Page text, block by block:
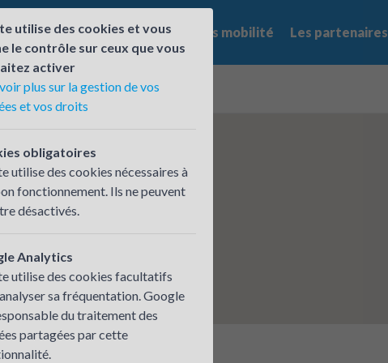
Qui participe ? Les offres mobilité Les partenaires
utilise des cookies et vous
le contrôle sur ceux que vous
activer
plus sur la gestion de vos
et vos droits
obligatoires
utilise des cookies nécessaires à
fonctionnement. Ils ne peuvent
désactivés.
Analytics
utilise des cookies facultatifs
sa fréquentation. Google
du traitement des
partagées par cette